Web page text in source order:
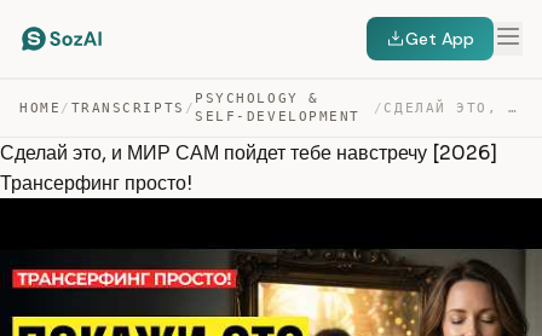
Get App
HOME / TRANSCRIPTS /
PSYCHOLOGY &
SELF-DEVELOPMENT
/ СДЕЛАЙ ЭТО, И МИР САМ ПОЙДЕТ ТЕБЕ НАВСТРЕЧУ [2026] ТРАН… — TRANSCRIPT
Сделай это, и МИР САМ пойдет тебе навстречу [2026]
Трансерфинг просто!